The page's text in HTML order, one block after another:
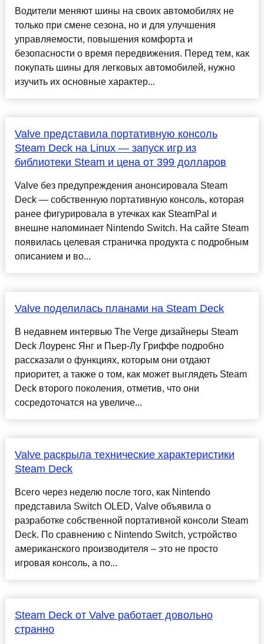
Водители меняют шины на своих автомобилях не
только при смене сезона, но и для улучшения
управляемости, повышения комфорта и
безопасности о время передвижения. Перед тем, как
покупать шины для легковых автомобилей, нужно
изучить их основные характер...
Valve представила портативную консоль
Steam Deck на Linux — запуск игр из
библиотеки Steam и цена от 399 долларов
Valve без предупреждения анонсировала Steam
Deck — собственную портативную консоль, которая
ранее фигурировала в утечках как SteamPal и
внешне напоминает Nintendo Switch. На сайте Steam
появилась целевая страничка продукта с подробным
описанием и во...
Valve поделилась планами на Steam Deck
В недавнем интервью The Verge дизайнеры Steam
Deck Лоуренс Янг и Пьер-Лу Гриффе подробно
рассказали о функциях, которым они отдают
приоритет, а также о том, как может выглядеть Steam
Deck второго поколения, отметив, что они
сосредоточатся на увеличе...
Valve раскрыла технические характеристики
Steam Deck
Всего через неделю после того, как Nintendo
представила Switch OLED, Valve объявила о
разработке собственной портативной консоли Steam
Deck. По сравнению с Nintendo Switch, устройство
американского производителя – это не просто
игровая консоль, а по...
Steam Deck от Valve работает довольно
странно